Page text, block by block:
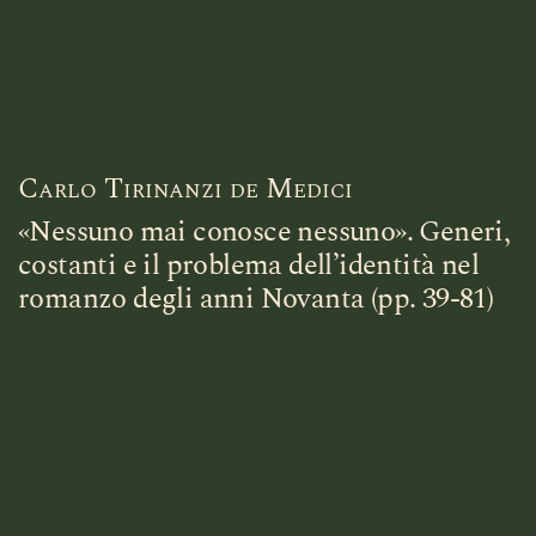
Carlo Tirinanzi de Medici
«Nessuno mai conosce nessuno». Generi,
costanti e il problema dell’identità nel
romanzo degli anni Novanta (pp. 39-81)